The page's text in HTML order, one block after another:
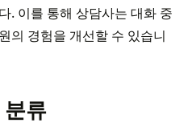
. 이를 통해 상담사는 대화 중
의 경험을 개선할 수 있습니
류